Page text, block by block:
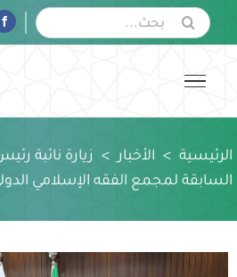
البحث
عن:
الرئيسية > الأخبار >
زيارة نائبة
السابقة لمجمع الفقه الإسلامي